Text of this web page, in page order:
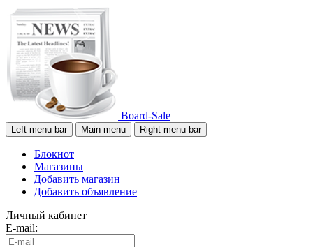
Board-Sale
Left menu bar Main menu Right menu bar
Блокнот
Магазины
Добавить магазин
Добавить объявление
Личный кабинет
E-mail: